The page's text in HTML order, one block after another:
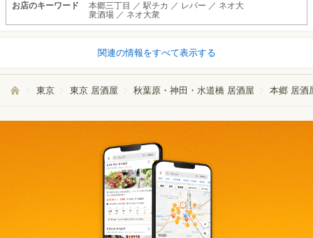
お店のキーワード
本郷三丁目 ／ 駅チカ ／ レバー ／ ネオ大
衆酒場 ／ ネオ大衆
関連の情報をすべて表示する
東京 東京 居酒屋 秋葉原・神田・水道橋 居酒屋 本郷 居酒